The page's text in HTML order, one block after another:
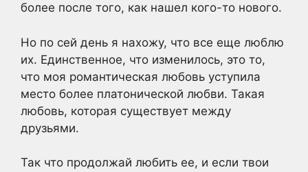
более после того, как нашел кого-то нового.
Но по сей день я нахожу, что все еще люблю
их. Единственное, что изменилось, это то,
что моя романтическая любовь уступила
место более платонической любви. Такая
любовь, которая существует между
друзьями.
Так что продолжай любить ее, и если твои